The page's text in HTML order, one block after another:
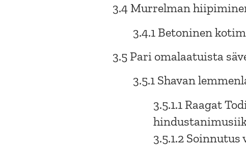
3.4 Murrelman
3.4.1 Betoninen
3.5 Pari omalaatuista
3.5.1 Shavan
3.5.1.1 Raagat
3.5.1.2